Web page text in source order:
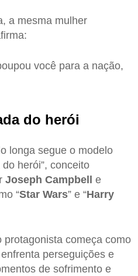
a mesma mulher
você para a nação,
do herói
longa segue o modelo
herói”, conceito
Joseph Campbell
e
“Star Wars” e “Harry
protagonista começa como
perseguições e
de sofrimento e